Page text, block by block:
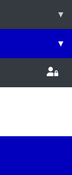
▾
▾